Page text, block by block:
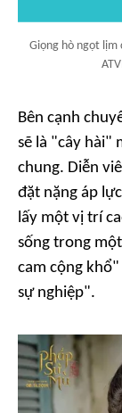
Giọng hò ngọt lịm
Bên cạnh
sẽ là "cây hài"
chung. Diễn
đặt nặng áp
lấy một vị trí
sống trong
cam cộng
sự nghiệp".